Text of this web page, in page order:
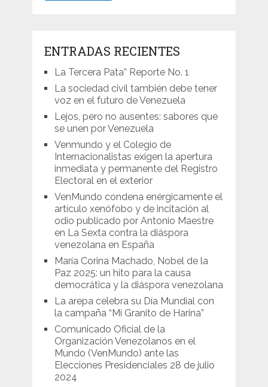
ENTRADAS RECIENTES
La Tercera Pata” Reporte No. 1
La sociedad civil también debe tener
voz en el futuro de Venezuela
Lejos, pero no ausentes: sabores que
se unen por Venezuela
Venmundo y el Colegio de
Internacionalistas exigen la apertura
inmediata y permanente del Registro
Electoral en el exterior
VenMundo condena enérgicamente el
artículo xenófobo y de incitación al
odio publicado por Antonio Maestre
en La Sexta contra la diáspora
venezolana en España
María Corina Machado, Nobel de la
Paz 2025: un hito para la causa
democrática y la diáspora venezolana
La arepa celebra su Día Mundial con
la campaña “Mi Granito de Harina”
Comunicado Oficial de la
Organización Venezolanos en el
Mundo (VenMundo) ante las
Elecciones Presidenciales 28 de julio
2024